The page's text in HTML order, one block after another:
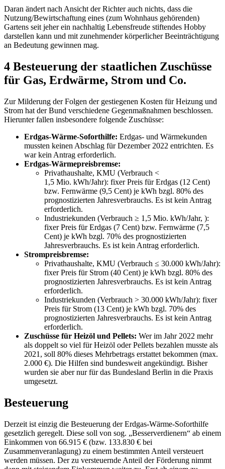
Daran ändert nach Ansicht der Richter auch nichts, dass die
Nutzung/Bewirtschaftung eines (zum Wohnhaus gehörenden)
Gartens seit jeher ein nachhaltig Lebensfreude stiftendes Hobby
darstellen kann und mit zunehmender körperlicher Beeinträchtigung
an Bedeutung gewinnen mag.
4 Besteuerung der staatlichen Zuschüsse
für Gas, Erdwärme, Strom und Co.
Zur Milderung der Folgen der gestiegenen Kosten für Heizung und
Strom hat der Bund verschiedene Gegenmaßnahmen beschlossen.
Hierunter fallen insbesondere folgende Zuschüsse:
Erdgas-Wärme-Soforthilfe: Erdgas- und Wärmekunden
mussten keinen Abschlag für Dezember 2022 entrichten. Es
war kein Antrag erforderlich.
Erdgas-Wärmepreisbremse:
Privathaushalte, KMU (Verbrauch <
1,5 Mio. kWh/Jahr): fixer Preis für Erdgas (12 Cent)
bzw. Fernwärme (9,5 Cent) je kWh bzgl. 80% des
prognostizierten Jahresverbrauchs. Es ist kein Antrag
erforderlich.
Industriekunden (Verbrauch ≥ 1,5 Mio. kWh/Jahr, ):
fixer Preis für Erdgas (7 Cent) bzw. Fernwärme (7,5
Cent) je kWh bzgl. 70% des prognostizierten
Jahresverbrauchs. Es ist kein Antrag erforderlich.
Strompreisbremse:
Privathaushalte, KMU (Verbrauch ≤ 30.000 kWh/Jahr):
fixer Preis für Strom (40 Cent) je kWh bzgl. 80% des
prognostizierten Jahresverbrauchs. Es ist kein Antrag
erforderlich.
Industriekunden (Verbrauch > 30.000 kWh/Jahr): fixer
Preis für Strom (13 Cent) je kWh bzgl. 70% des
prognostizierten Jahresverbrauchs. Es ist kein Antrag
erforderlich.
Zuschüsse für Heizöl und Pellets: Wer im Jahr 2022 mehr
als doppelt so viel für Heizöl oder Pellets bezahlen musste als
2021, soll 80% dieses Mehrbetrags erstattet bekommen (max.
2.000 €). Die Hilfen sind bundesweit angekündigt. Bisher
wurden sie aber nur für das Bundesland Berlin in die Praxis
umgesetzt.
Besteuerung
Derzeit ist einzig die Besteuerung der Erdgas-Wärme-Soforthilfe
gesetzlich geregelt. Diese soll von sog. „Besserverdienern“ ab einem
Einkommen von 66.915 € (bzw. 133.830 € bei
Zusammenveranlagung) zu einem bestimmten Anteil versteuert
werden müssen. Der zu versteuernde Anteil der Förderung nimmt